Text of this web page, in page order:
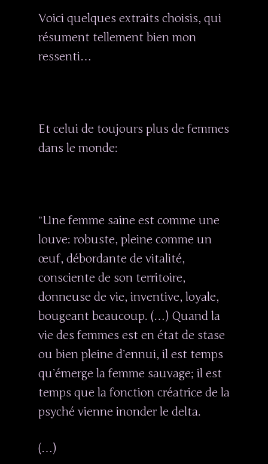
Voici quelques extraits choisis, qui
résument tellement bien mon
ressenti…
Et celui de toujours plus de femmes
dans le monde:
“Une femme saine est comme une
louve: robuste, pleine comme un
œuf, débordante de vitalité,
consciente de son territoire,
donneuse de vie, inventive, loyale,
bougeant beaucoup. (…) Quand la
vie des femmes est en état de stase
ou bien pleine d’ennui, il est temps
qu’émerge la femme sauvage; il est
temps que la fonction créatrice de la
psyché vienne inonder le delta.
(…)